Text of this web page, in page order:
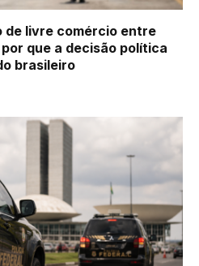
de livre comércio entre
que a decisão política
brasileiro